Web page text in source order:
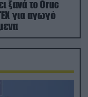
ξανά το Oruc
για αγωγό